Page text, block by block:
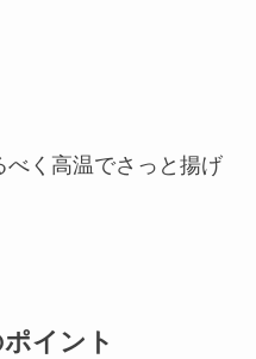
く高温でさっと揚げ
イント